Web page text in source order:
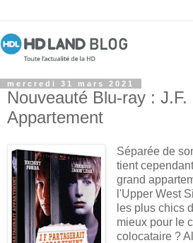
mercredi 31 mars 2021
Nouveauté Blu-ray :
Appartement
Séparée de
tient
grand
l'Upper West
les plus chics
mieux pour le
colocataire ?